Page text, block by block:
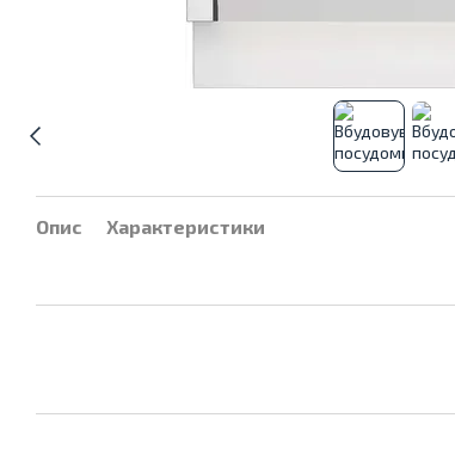
Опис Характеристики